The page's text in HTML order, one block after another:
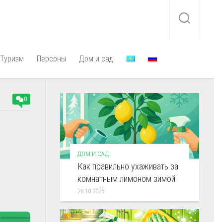
Туризм Персоны Дом и сад
0
ДОМ И САД
Как правильно ухаживать за
комнатным лимоном зимой
28.10.2025